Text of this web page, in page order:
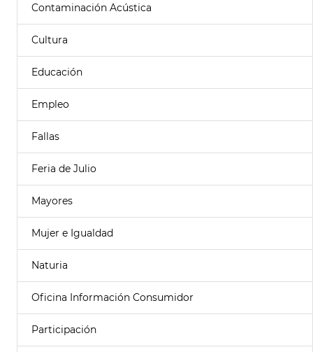
Contaminación Acústica
Cultura
Educación
Empleo
Fallas
Feria de Julio
Mayores
Mujer e Igualdad
Naturia
Oficina Información Consumidor
Participación